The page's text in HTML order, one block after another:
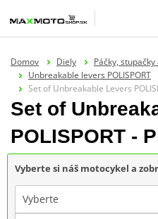
Domov Diely
Páčky,
Unbreakable levers POLISPORT
Set of Unbreakable Levers
Set of
POLISPORT -
Vyberte si náš motocykel a
Vyberte